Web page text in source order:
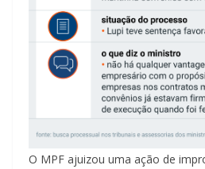
O MPF ajuizou uma ação de